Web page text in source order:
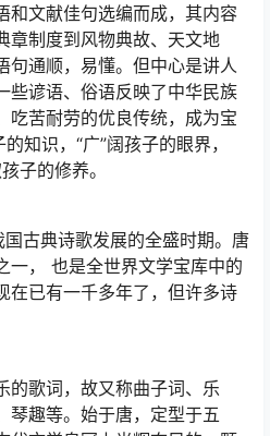
和文献佳句选编而成，其内容
章制度到风物典故、天文地
句通顺，易懂。但中心是讲人
些谚语、俗语反映了中华民族
吃苦耐劳的优良传统，成为宝
知识，“广”阔孩子的眼界，
子的修养。
古典诗歌发展的全盛时期。唐
一， 也是全世界文学宝库中的
在已有一千多年了，但许多诗
的歌词，故又称曲子词、乐
琴趣等。始于唐，定型于五